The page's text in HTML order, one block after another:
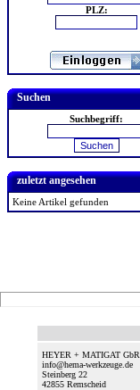
PLZ:
Suchen
Suchbegriff:
zuletzt angesehen
Keine Artikel gefunden
HEYER + MATIGAT GbR
info@hema-werkzeuge.de
Steinberg 22
42855 Remscheid